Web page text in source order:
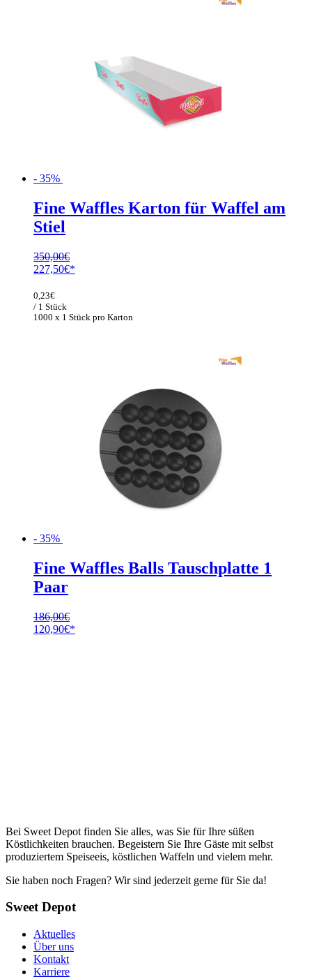
- 35%
Fine Waffles Karton für Waffel am
Stiel
350,00€
Ursprünglicher
war:
350,00€
227,50€
1000 x 1 Stück pro Karton
0,23€
/ 1 Stück
- 35%
Fine Waffles Balls Tauschplatte 1
Paar
186,00€
Ursprünglicher
120,90€
Bei Sweet Depot finden Sie alles, was Sie für Ihre süßen
Köstlichkeiten brauchen. Begeistern Sie Ihre Gäste mit selbst
produziertem Speiseeis, köstlichen Waffeln und vielem mehr.
Sie haben noch Fragen? Wir sind jederzeit gerne für Sie da!
Sweet Depot
Aktuelles
Über uns
Kontakt
Karriere